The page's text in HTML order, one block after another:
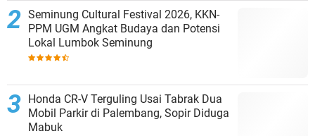
Seminung Cultural Festival 2026, KKN-
PPM UGM Angkat Budaya dan Potensi
Lokal Lumbok Seminung
Honda CR-V Terguling Usai Tabrak Dua
Mobil Parkir di Palembang, Sopir Diduga
Mabuk